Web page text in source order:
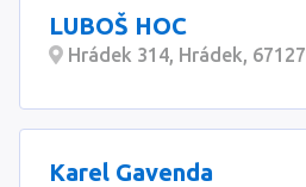
LUBOŠ HOC
Hrádek 314, Hrádek, 67127
Karel Gavenda